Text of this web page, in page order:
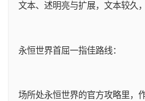
文本、述明亮与扩展，文本较久
永恒世界首屈一指佳路线：
场所处永恒世界的官方攻略里